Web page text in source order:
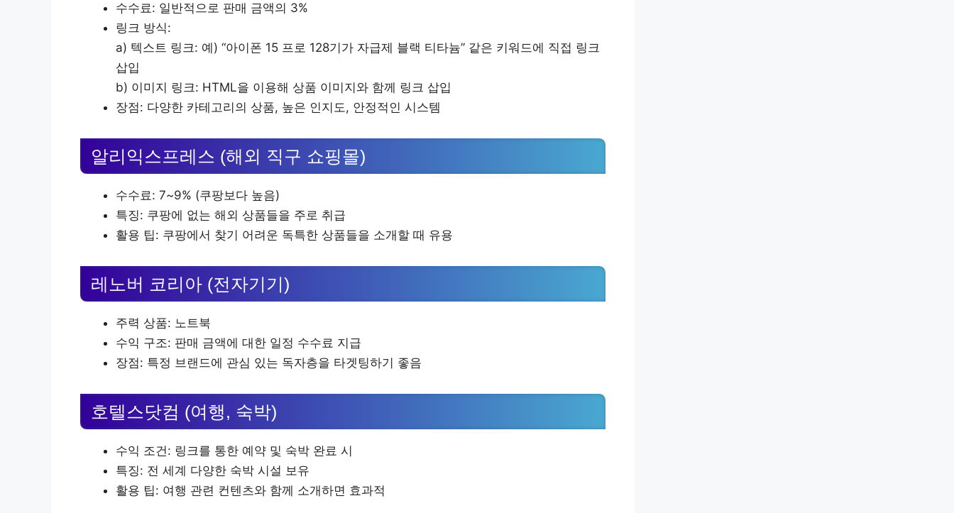
수수료: 일반적으로 판매 금액의 3%
링크 방식:
a) 텍스트 링크: 예) “아이폰 15 프로 128기가 자급제 블랙 티타늄” 같은 키워드에 직접 링크
삽입
b) 이미지 링크: HTML을 이용해 상품 이미지와 함께 링크 삽입
장점: 다양한 카테고리의 상품, 높은 인지도, 안정적인 시스템
알리익스프레스 (해외 직구 쇼핑몰)
수수료: 7~9% (쿠팡보다 높음)
특징: 쿠팡에 없는 해외 상품들을 주로 취급
활용 팁: 쿠팡에서 찾기 어려운 독특한 상품들을 소개할 때 유용
레노버 코리아 (전자기기)
주력 상품: 노트북
수익 구조: 판매 금액에 대한 일정 수수료 지급
장점: 특정 브랜드에 관심 있는 독자층을 타겟팅하기 좋음
호텔스닷컴 (여행, 숙박)
수익 조건: 링크를 통한 예약 및 숙박 완료 시
특징: 전 세계 다양한 숙박 시설 보유
활용 팁: 여행 관련 컨텐츠와 함께 소개하면 효과적